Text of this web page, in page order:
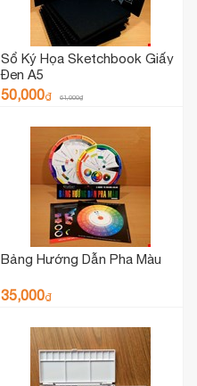
Sổ Ký Họa Sketchbook Giấy
Đen A5
50,000₫ 61,000₫
Bảng Hướng Dẫn Pha Màu
35,000₫